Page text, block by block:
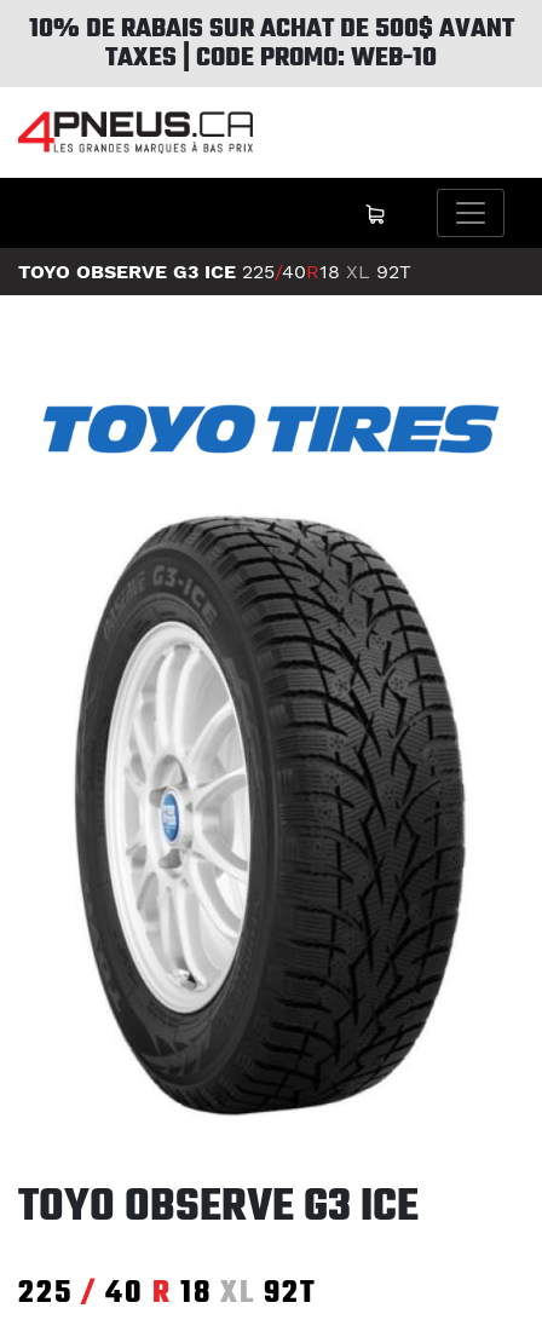
10% DE RABAIS SUR ACHAT DE 500$ AVANT
TAXES | CODE PROMO: WEB-10
TOYO OBSERVE G3 ICE 225/40R18 XL 92T
TOYO OBSERVE G3 ICE
225 / 40 R 18 XL 92T